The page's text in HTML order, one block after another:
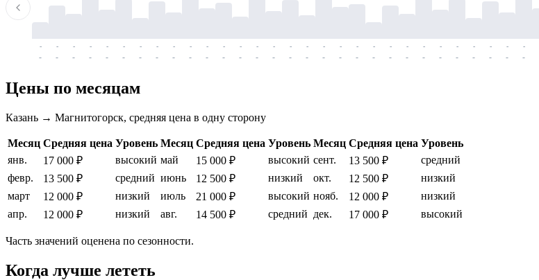
-
-
-
-
-
-
-
-
-
-
-
-
-
-
-
-
-
-
-
-
-
-
-
-
-
-
-
-
-
-
-
-
-
-
-
-
-
-
-
-
-
-
-
-
-
-
-
-
-
-
-
-
-
-
-
-
-
-
-
-
Цены по месяцам
Казань → Магнитогорск, средняя цена в одну сторону
Месяц Средняя цена Уровень Месяц Средняя цена Уровень Месяц Средняя цена Уровень
янв.
17 000 ₽ высокий май 15 000 ₽ высокий сент. 13 500 ₽
средний
февр.
13 500 ₽ средний июнь 12 500 ₽ низкий окт. 12 500 ₽
низкий
март
12 000 ₽ низкий июль 21 000 ₽ высокий нояб. 12 000 ₽
низкий
апр.
12 000 ₽ низкий авг. 14 500 ₽ средний дек. 17 000 ₽ высокий
Часть значений оценена по сезонности.
Когда лучше лететь